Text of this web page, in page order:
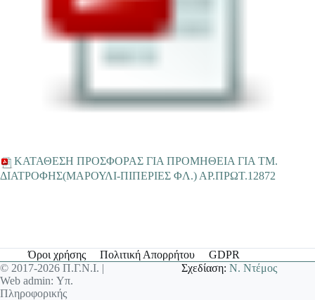
ΚΑΤΑΘΕΣΗ ΠΡΟΣΦΟΡΑΣ ΓΙΑ ΠΡΟΜΗΘΕΙΑ ΓΙΑ ΤΜ.
ΔΙΑΤΡΟΦΗΣ(ΜΑΡΟΥΛΙ-ΠΙΠΕΡΙΕΣ ΦΛ.) ΑΡ.ΠΡΩΤ.12872
Όροι χρήσης Πολιτική Απορρήτου
GDPR
© 2017-2026 Π.Γ.Ν.Ι. |
Web admin: Υπ.
Πληροφορικής
Σχεδίαση:Ν. Ντέμος